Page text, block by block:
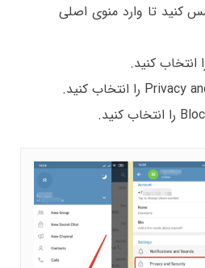
کنید تا وارد منوی اصلی